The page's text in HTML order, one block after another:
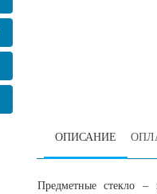
ОПИСАНИЕ
Предметные стекло –